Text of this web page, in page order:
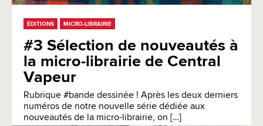
ÉDITIONS MICRO-LIBRAIRIE
#3 Sélection de nouveautés à
la micro-librairie de Central
Vapeur
Rubrique #bande dessinée ! Après les deux derniers
numéros de notre nouvelle série dédiée aux
nouveautés de la micro-librairie, on […]